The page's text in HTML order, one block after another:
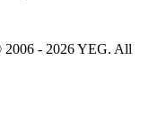
2006 - 2026 YEG. All